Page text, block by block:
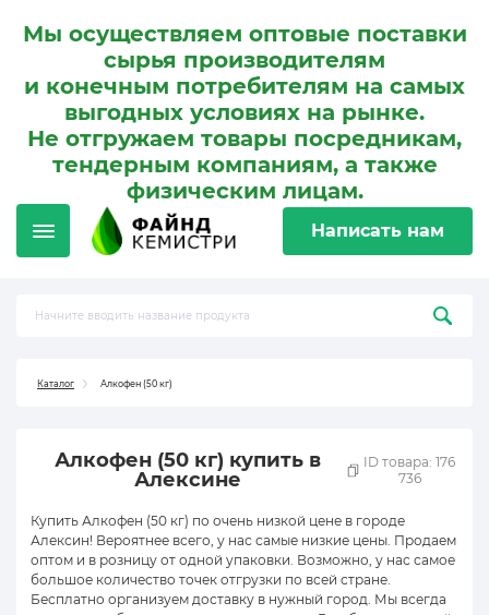
Мы осуществляем оптовые поставки
сырья производителям
и конечным потребителям на самых
выгодных условиях на рынке.
Не отгружаем товары посредникам,
тендерным компаниям, а также
физическим лицам.
Написать нам
Каталог Алкофен (50 кг)
Алкофен (50 кг) купить в
Алексине
ID товара: 176
736
Купить Алкофен (50 кг) по очень низкой цене в городе
Алексин! Вероятнее всего, у нас самые низкие цены. Продаем
оптом и в розницу от одной упаковки. Возможно, у нас самое
большое количество точек отгрузки по всей стране.
Бесплатно организуем доставку в нужный город. Мы всегда